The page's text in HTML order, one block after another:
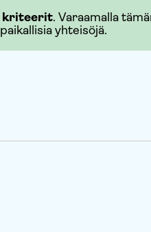
kriteerit. Varaamalla
yhteisöjä.